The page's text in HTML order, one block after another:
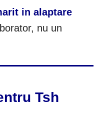
in alaptare
nu un
Tsh